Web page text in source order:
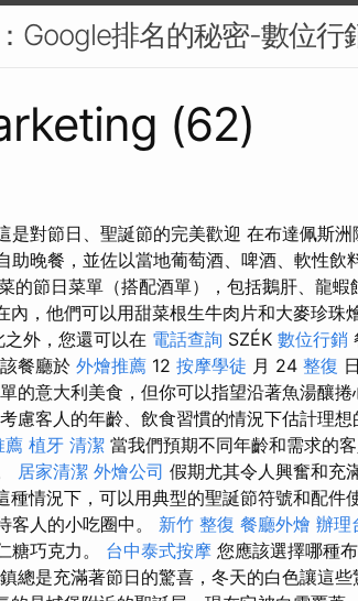
Google排名的秘密-數位行
(62)
是對節日、聖誕節的完美歡迎 在布達佩斯
助晚餐，並佐以當地葡萄酒、啤酒、軟性飲
的節日菜單（搭配酒單），包括鵝肝、龍
內，他們可以用甜菜根生牛肉片和大麥珍珠
之外，您還可以在 電話查詢 SZÉK 數位行銷
餐廳於 外燴推薦 12 按摩學徒 月 24 整復
的意大利美食，但你可以指望沿著魚湯釀
慮客人的年齡、飲食習慣的情況下估計理
薦 植牙 清潔 當我們預期不同年齡和需求的
居家清潔 外燴公司 假期尤其令人興奮和充
種情況下，可以用典型的聖誕節符號和配件
客人的小吃圈中。 新竹 整復 餐廳外燴 辦理
糖巧克力。 台中泰式按摩 您應該選擇哪種
總是充滿著節日的驚喜，冬天的白色讓這些